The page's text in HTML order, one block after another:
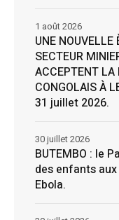
UNE NOUVELLE
SECTEUR
ACCEPTENT LA
CONGOLAIS À
31 juillet 2026.
1 août 2026
BUTEMBO : le
des enfants
Ebola.
30 juillet 2026